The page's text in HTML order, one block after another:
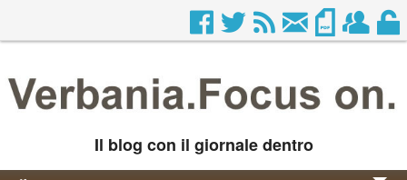
Il blog con il giornale dentro